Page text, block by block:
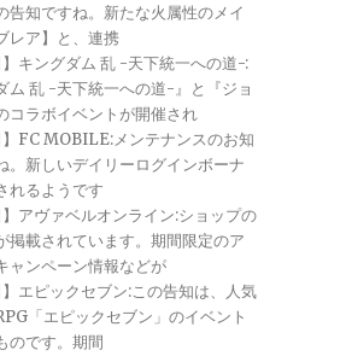
告知ですね。新たな火属性のメイ
レア】と、連携
】キングダム 乱 -天下統一への道-:
ム 乱 -天下統一への道-』と『ジョ
コラボイベントが開催され
】FC MOBILE:メンテナンスのお知
。新しいデイリーログインボーナ
れるようです
】アヴァベルオンライン:ショップの
掲載されています。期間限定のア
ャンペーン情報などが
】エピックセブン:この告知は、人気
「エピックセブン」のイベント
のです。期間